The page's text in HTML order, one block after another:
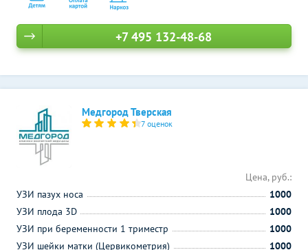
+7 495 132-48-68
Медгород Тверская
7 оценок
Цена, руб.:
УЗИ пазух носа
1000
УЗИ плода 3D
1000
УЗИ при беременности 1 триместр
1000
УЗИ шейки матки (Цервикометрия)
1000